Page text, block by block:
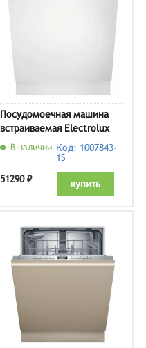
Посудомоечная машина
встраиваемая Electrolux
EEM48321L
В наличии Код: 1007843-
1S
51290 ₽
купить